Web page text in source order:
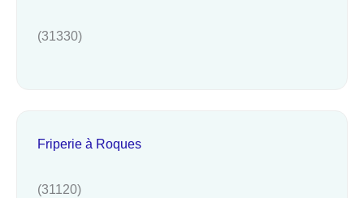
(31330)
Friperie à Roques
(31120)